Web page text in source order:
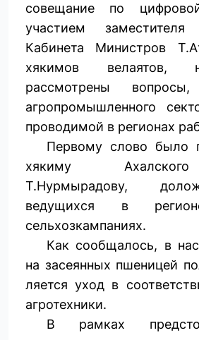
совещание по
участием заместителя
Кабинета Министров
хякимов велаятов,
рассмотрены
агропромышленного
проводимой в регионах
Первому слово было
хякиму
Т.Нурмырадову,
ведущихся в
сельхозкампаниях.
Как сообщалось, в
на засеянных пшеницей
ляется уход в
агротехники.
В рамках